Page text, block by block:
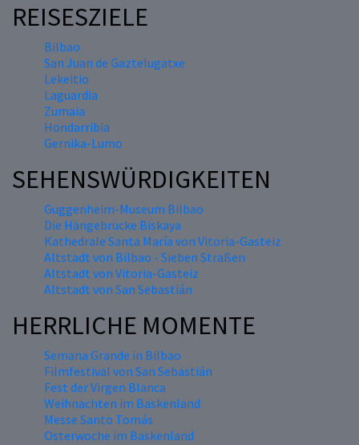
REISESZIELE
Bilbao
San Juan de Gaztelugatxe
Lekeitio
Laguardia
Zumaia
Hondarribia
Gernika-Lumo
SEHENSWÜRDIGKEITEN
Guggenheim-Museum Bilbao
Die Hängebrücke Biskaya
Kathedrale Santa María von Vitoria-Gasteiz
Altstadt von Bilbao - Sieben Straßen
Altstadt von Vitoria-Gasteiz
Altstadt von San Sebastián
HERRLICHE MOMENTE
Semana Grande in Bilbao
Filmfestival von San Sebastián
Fest der Virgen Blanca
Weihnachten im Baskenland
Messe Santo Tomás
Osterwoche im Baskenland